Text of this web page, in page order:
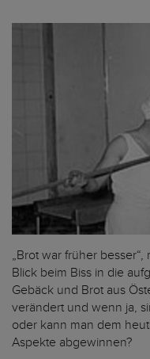
„Brot war früher
Blick beim Biss in die
Gebäck und Brot aus
verändert und wenn ja,
oder kann man dem
Aspekte abgewinnen?